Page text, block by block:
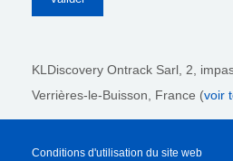
KLDiscovery Ontrack Sarl, 2,
Verrières-le-Buisson, France (voir
Conditions d'utilisation du site web